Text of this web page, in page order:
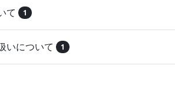
て 1
いについて 1